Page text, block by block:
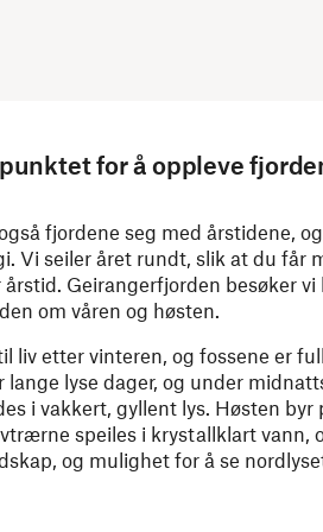
for å oppleve
fjordene seg med årstidene,
Vi seiler året rundt, slik at du får
Geirangerfjorden besøker vi
om våren og høsten.
liv etter vinteren, og fossene er
lyse dager, og under
i vakkert, gyllent lys. Høsten byr
speiles i krystallklart vann,
og mulighet for å se